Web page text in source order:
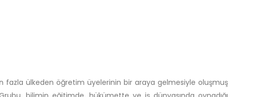
fazla ülkeden öğretim üyelerinin bir araya gelmesiyle oluşmuş